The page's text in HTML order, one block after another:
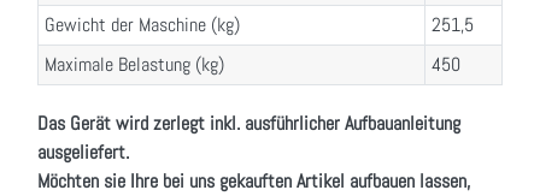
Gewicht der Maschine (kg)
251,5
Maximale Belastung (kg)
450
Das Gerät wird zerlegt inkl. ausführlicher Aufbauanleitung
ausgeliefert.
Möchten sie Ihre bei uns gekauften Artikel aufbauen lassen,